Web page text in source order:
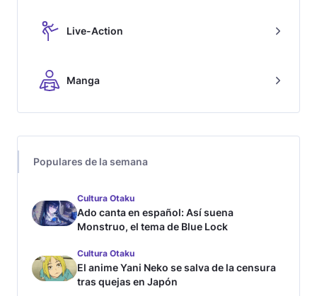
Live-Action
Manga
Populares de la semana
Cultura Otaku
Ado canta en español: Así suena
Monstruo, el tema de Blue Lock
Cultura Otaku
El anime Yani Neko se salva de la censura
tras quejas en Japón